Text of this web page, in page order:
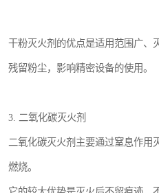
干粉灭火剂的优点是适用范围广、
残留粉尘，影响精密设备的使用。
3. 二氧化碳灭火剂
二氧化碳灭火剂主要通过窒息作用
燃烧。